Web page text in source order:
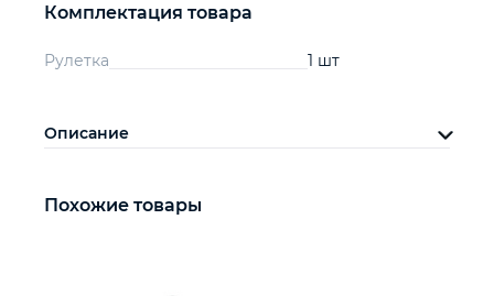
Комплектация товара
Рулетка 1 шт
Описание
Похожие товары